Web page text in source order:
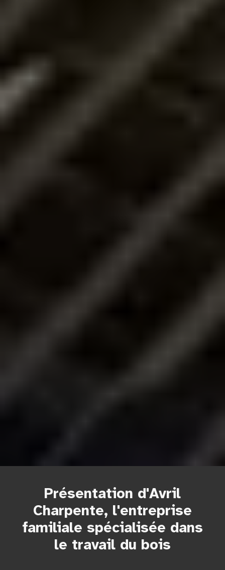
Présentation d'Avril
Charpente, l'entreprise
familiale spécialisée dans
le travail du bois